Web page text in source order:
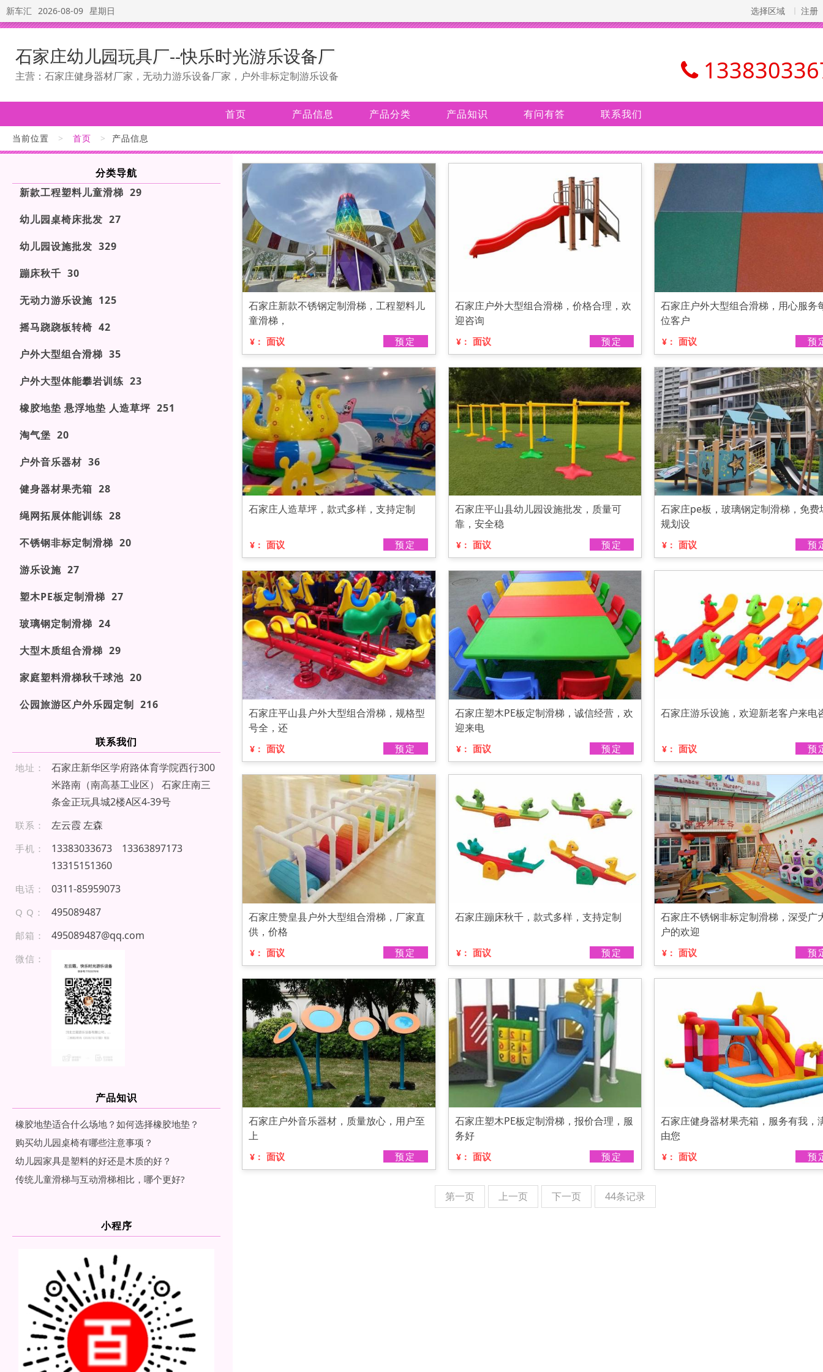
新车汇 2026-08-09 星期日 选择区域 注册
石家庄幼儿园玩具厂--快乐时光游乐设备厂
主营：石家庄健身器材厂家，无动力游乐设备厂家，户外非标定制游乐设备
首页 产品信息 产品分类 产品知识 有问有答 联系我们
当前位置 > 首页 > 产品信息
分类导航
新款工程塑料儿童滑梯 29
幼儿园桌椅床批发 27
幼儿园设施批发 329
蹦床秋千 30
无动力游乐设施 125
摇马跷跷板转椅 42
户外大型组合滑梯 35
户外大型体能攀岩训练 23
橡胶地垫 悬浮地垫 人造草坪 251
淘气堡 20
户外音乐器材 36
健身器材果壳箱 28
绳网拓展体能训练 28
不锈钢非标定制滑梯 20
游乐设施 27
塑木PE板定制滑梯 27
玻璃钢定制滑梯 24
大型木质组合滑梯 29
家庭塑料滑梯秋千球池 20
公园旅游区户外乐园定制 216
联系我们
地址：
石家庄新华区学府路体育学院西行300
米路南（南高基工业区） 石家庄南三
条金正玩具城2楼A区4-39号
联系： 左云霞 左森
手机： 1 33 8 30 3 36 73 1 3 363 8 9 717 3
133 151 513 60
电话： 03 1 1-8 595 9 07 3
Q Q： 495089487
邮箱： 495089487@qq.com
微信：
产品知识
橡胶地垫适合什么场地？如何选择橡胶地垫？
购买幼儿园桌椅有哪些注意事项？
幼儿园家具是塑料的好还是木质的好？
传统儿童滑梯与互动滑梯相比，哪个更好?
小程序
石家庄新款不锈钢定制滑梯，工程塑料儿
童滑梯，
¥： 面议 预定
石家庄户外大型组合滑梯，价格合理，欢
迎咨询
¥： 面议 预定
石家庄户外大型组合滑梯，用心服务
位客户
¥： 面议 预
石家庄人造草坪，款式多样，支持定制
¥： 面议 预定
石家庄平山县幼儿园设施批发，质量可
靠，安全稳
¥： 面议 预定
石家庄pe板，玻璃钢定制滑梯，免费
规划设
¥： 面议 预
石家庄平山县户外大型组合滑梯，规格型
号全，还
¥： 面议 预定
石家庄塑木PE板定制滑梯，诚信经营，欢
迎来电
¥： 面议 预定
石家庄游乐设施，欢迎新老客户来电
¥： 面议 预
石家庄赞皇县户外大型组合滑梯，厂家直
供，价格
¥： 面议 预定
石家庄蹦床秋千，款式多样，支持定制
¥： 面议 预定
石家庄不锈钢非标定制滑梯，深受广
户的欢迎
¥： 面议 预
石家庄户外音乐器材，质量放心，用户至
上
¥： 面议 预定
石家庄塑木PE板定制滑梯，报价合理，服
务好
¥： 面议 预定
石家庄健身器材果壳箱，服务有我，
由您
¥： 面议 预
第一页 上一页 下一页 44条记录